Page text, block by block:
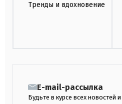
Тренды и вдохновение
E-mail-рассылка
Будьте в курсе всех новостей и